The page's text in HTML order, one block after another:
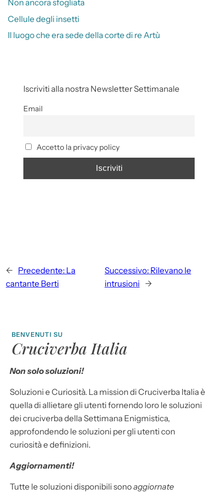
Non ancora sfogliata
Cellule degli insetti
Il luogo che era sede della corte di re Artù
Iscriviti alla nostra Newsletter Settimanale
Email
Accetto la privacy policy
← Precedente: La
cantante Berti
Successivo: Rilevano le
intrusioni
→
BENVENUTI SU
Cruciverba Italia
Non solo soluzioni!
Soluzioni e Curiosità. La mission di Cruciverba Italia è
quella di allietare gli utenti fornendo loro le soluzioni
dei cruciverba della Settimana Enigmistica,
approfondendo le soluzioni per gli utenti con
curiosità e definizioni.
Aggiornamenti!
Tutte le soluzioni disponibili sonoaggiornate